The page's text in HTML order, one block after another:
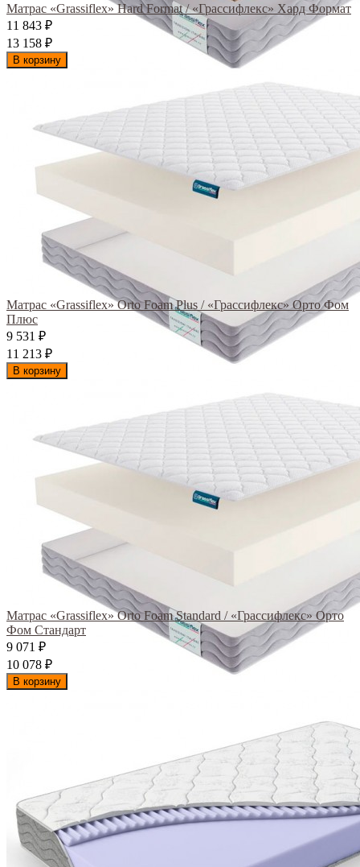
Матрас «Grassiflex» Hard Format / «Грассифлекс» Хард Формат
11 843 ₽
13 158 ₽
В корзину
Матрас «Grassiflex» Orto Foam Plus / «Грассифлекс» Орто Фом
Плюс
9 531
₽
11 213 ₽
В корзину
Матрас «Grassiflex» Orto Foam Standard / «Грассифлекс» Орто
Фом Стандарт
9 071
₽
10 078 ₽
В корзину